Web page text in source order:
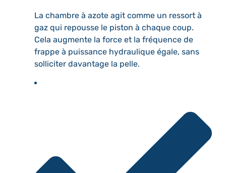
La chambre à azote agit comme un ressort à
gaz qui repousse le piston à chaque coup.
Cela augmente la force et la fréquence de
frappe à puissance hydraulique égale, sans
solliciter davantage la pelle.